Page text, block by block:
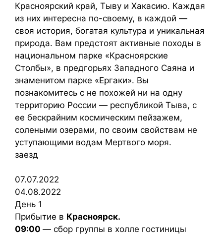
Красноярский край, Тыву и Хакасию. Каждая
из них интересна по-своему, в каждой —
своя история, богатая культура и уникальная
природа. Вам предстоят активные походы в
национальном парке «Красноярские
Столбы», в предгорьях Западного Саяна и
знаменитом парке «Ергаки». Вы
познакомитесь с не похожей ни на одну
территорию России — республикой Тыва, с
ее бескрайним космическим пейзажем,
солеными озерами, по своим свойствам не
уступающими водам Мертвого моря.
заезд
07.07.2022
04.08.2022
День 1
Прибытие в Красноярск.
09:00 — сбор группы в холле гостиницы